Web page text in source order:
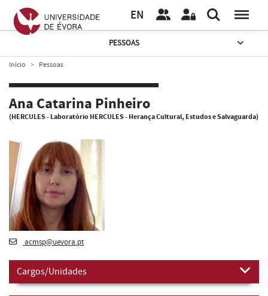
EN
PESSOAS
Início Pessoas
Ana Catarina Pinheiro
(HERCULES - Laboratório HERCULES - Herança Cultural, Estudos e Salvaguarda)
acmsp@uevora.pt
Cargos/Unidades